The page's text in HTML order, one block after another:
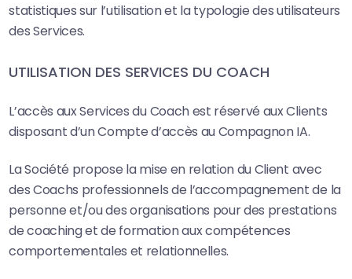
statistiques sur l’utilisation et la typologie des utilisateurs
des Services.
UTILISATION DES SERVICES DU COACH
L’accès aux Services du Coach est réservé aux Clients
disposant d’un Compte d’accès au Compagnon IA.
La Société propose la mise en relation du Client avec
des Coachs professionnels de l’accompagnement de la
personne et/ou des organisations pour des prestations
de coaching et de formation aux compétences
comportementales et relationnelles.